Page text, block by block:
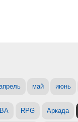
май июнь
RPG Аркада